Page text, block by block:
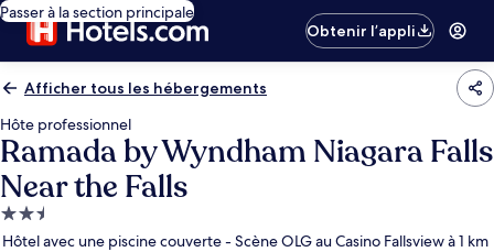
Passer à la section principale
Obtenir l’appli
Afficher tous les hébergements
Hôte professionnel
Ramada by Wyndham Niagara Falls
Near the Falls
Hébergement
2.5 étoiles
Hôtel avec une piscine couverte - Scène OLG au Casino Fallsview à 1 km